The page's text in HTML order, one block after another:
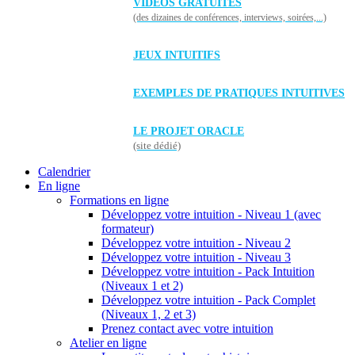
VIDÉOS GRATUITES
(des dizaines de conférences, interviews, soirées,...)
JEUX INTUITIFS
EXEMPLES DE PRATIQUES INTUITIVES
LE PROJET ORACLE
(site dédié)
Calendrier
En ligne
Formations en ligne
Développez votre intuition - Niveau 1 (avec
formateur)
Développez votre intuition - Niveau 2
Développez votre intuition - Niveau 3
Développez votre intuition - Pack Intuition
(Niveaux 1 et 2)
Développez votre intuition - Pack Complet
(Niveaux 1, 2 et 3)
Prenez contact avec votre intuition
Atelier en ligne